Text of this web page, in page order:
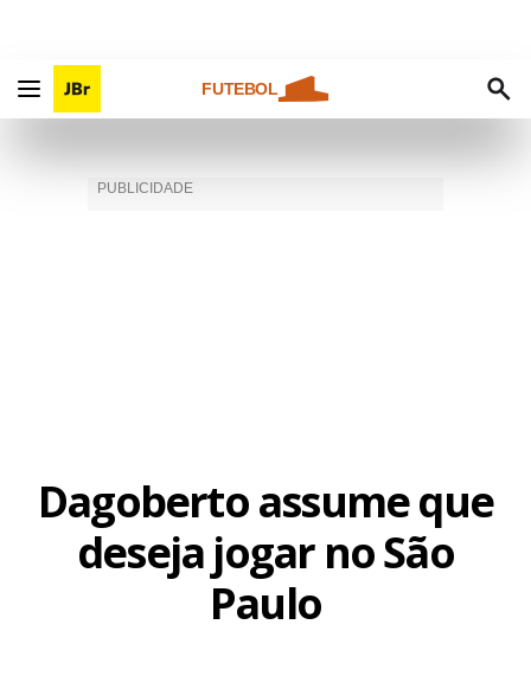
FUTEBOL
Dagoberto assume que
deseja jogar no São
Paulo